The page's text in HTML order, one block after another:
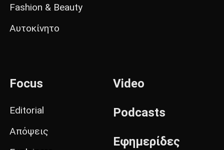
Fashion & Beauty
Αυτοκίνητο
Focus
Editorial
Απόψεις
Video
Podcasts
Εφημερίδες